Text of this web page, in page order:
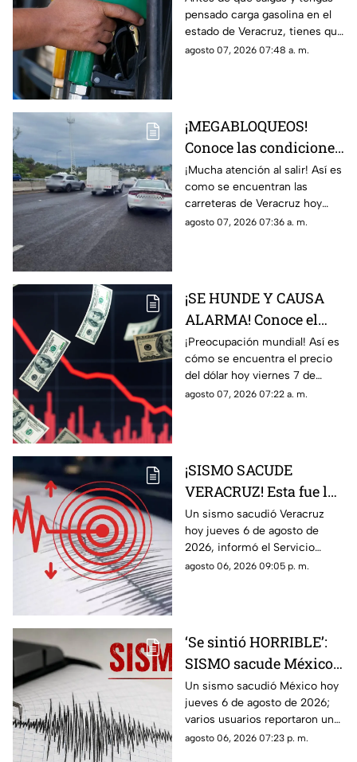
hoy 7 de agosto 2026
pensado carga gasolina en el
estado de Veracruz, tienes que
saber los precio hoy viernes 7
agosto 07, 2026 07:48 a. m.
¡MEGABLOQUEOS!
Conoce las condiciones
de las carreteras de
Veracruz hoy 7 de
agosto 2026
¡Mucha atención al salir! Así es
como se encuentran las
carreteras de Veracruz hoy
viernes 7 de agosto del 2026,
agosto 07, 2026 07:36 a. m.
¡SE HUNDE Y CAUSA
ALARMA! Conoce el
precio del dólar hoy 7
de agosto 2026 en
Veracruz
¡Preocupación mundial! Así es
cómo se encuentra el precio
del dólar hoy viernes 7 de
agosto del 2026 en bancos de
agosto 07, 2026 07:22 a. m.
¡SISMO SACUDE
VERACRUZ! Esta fue la
magnitud de la
sacudida hoy 6 de
agosto de 2026
Un sismo sacudió Veracruz
hoy jueves 6 de agosto de
2026, informó el Servicio
Sismológico Nacional.
agosto 06, 2026 09:05 p. m.
‘Se sintió HORRIBLE’:
SISMO sacude México
hoy 6 de agosto de 2026
¿Cuál fue la magnitud?
Un sismo sacudió México hoy
jueves 6 de agosto de 2026;
varios usuarios reportaron una
percepción fuerte y “horrible”.
agosto 06, 2026 07:23 p. m.